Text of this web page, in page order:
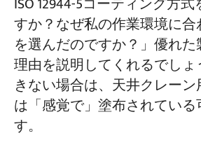
ISO 12944-5コーティング方
すか？なぜ私の作業環境に
を選んだのですか？」優れ
理由を説明してくれるでし
きない場合は、天井クレー
は「感覚で」塗布されてい
す。